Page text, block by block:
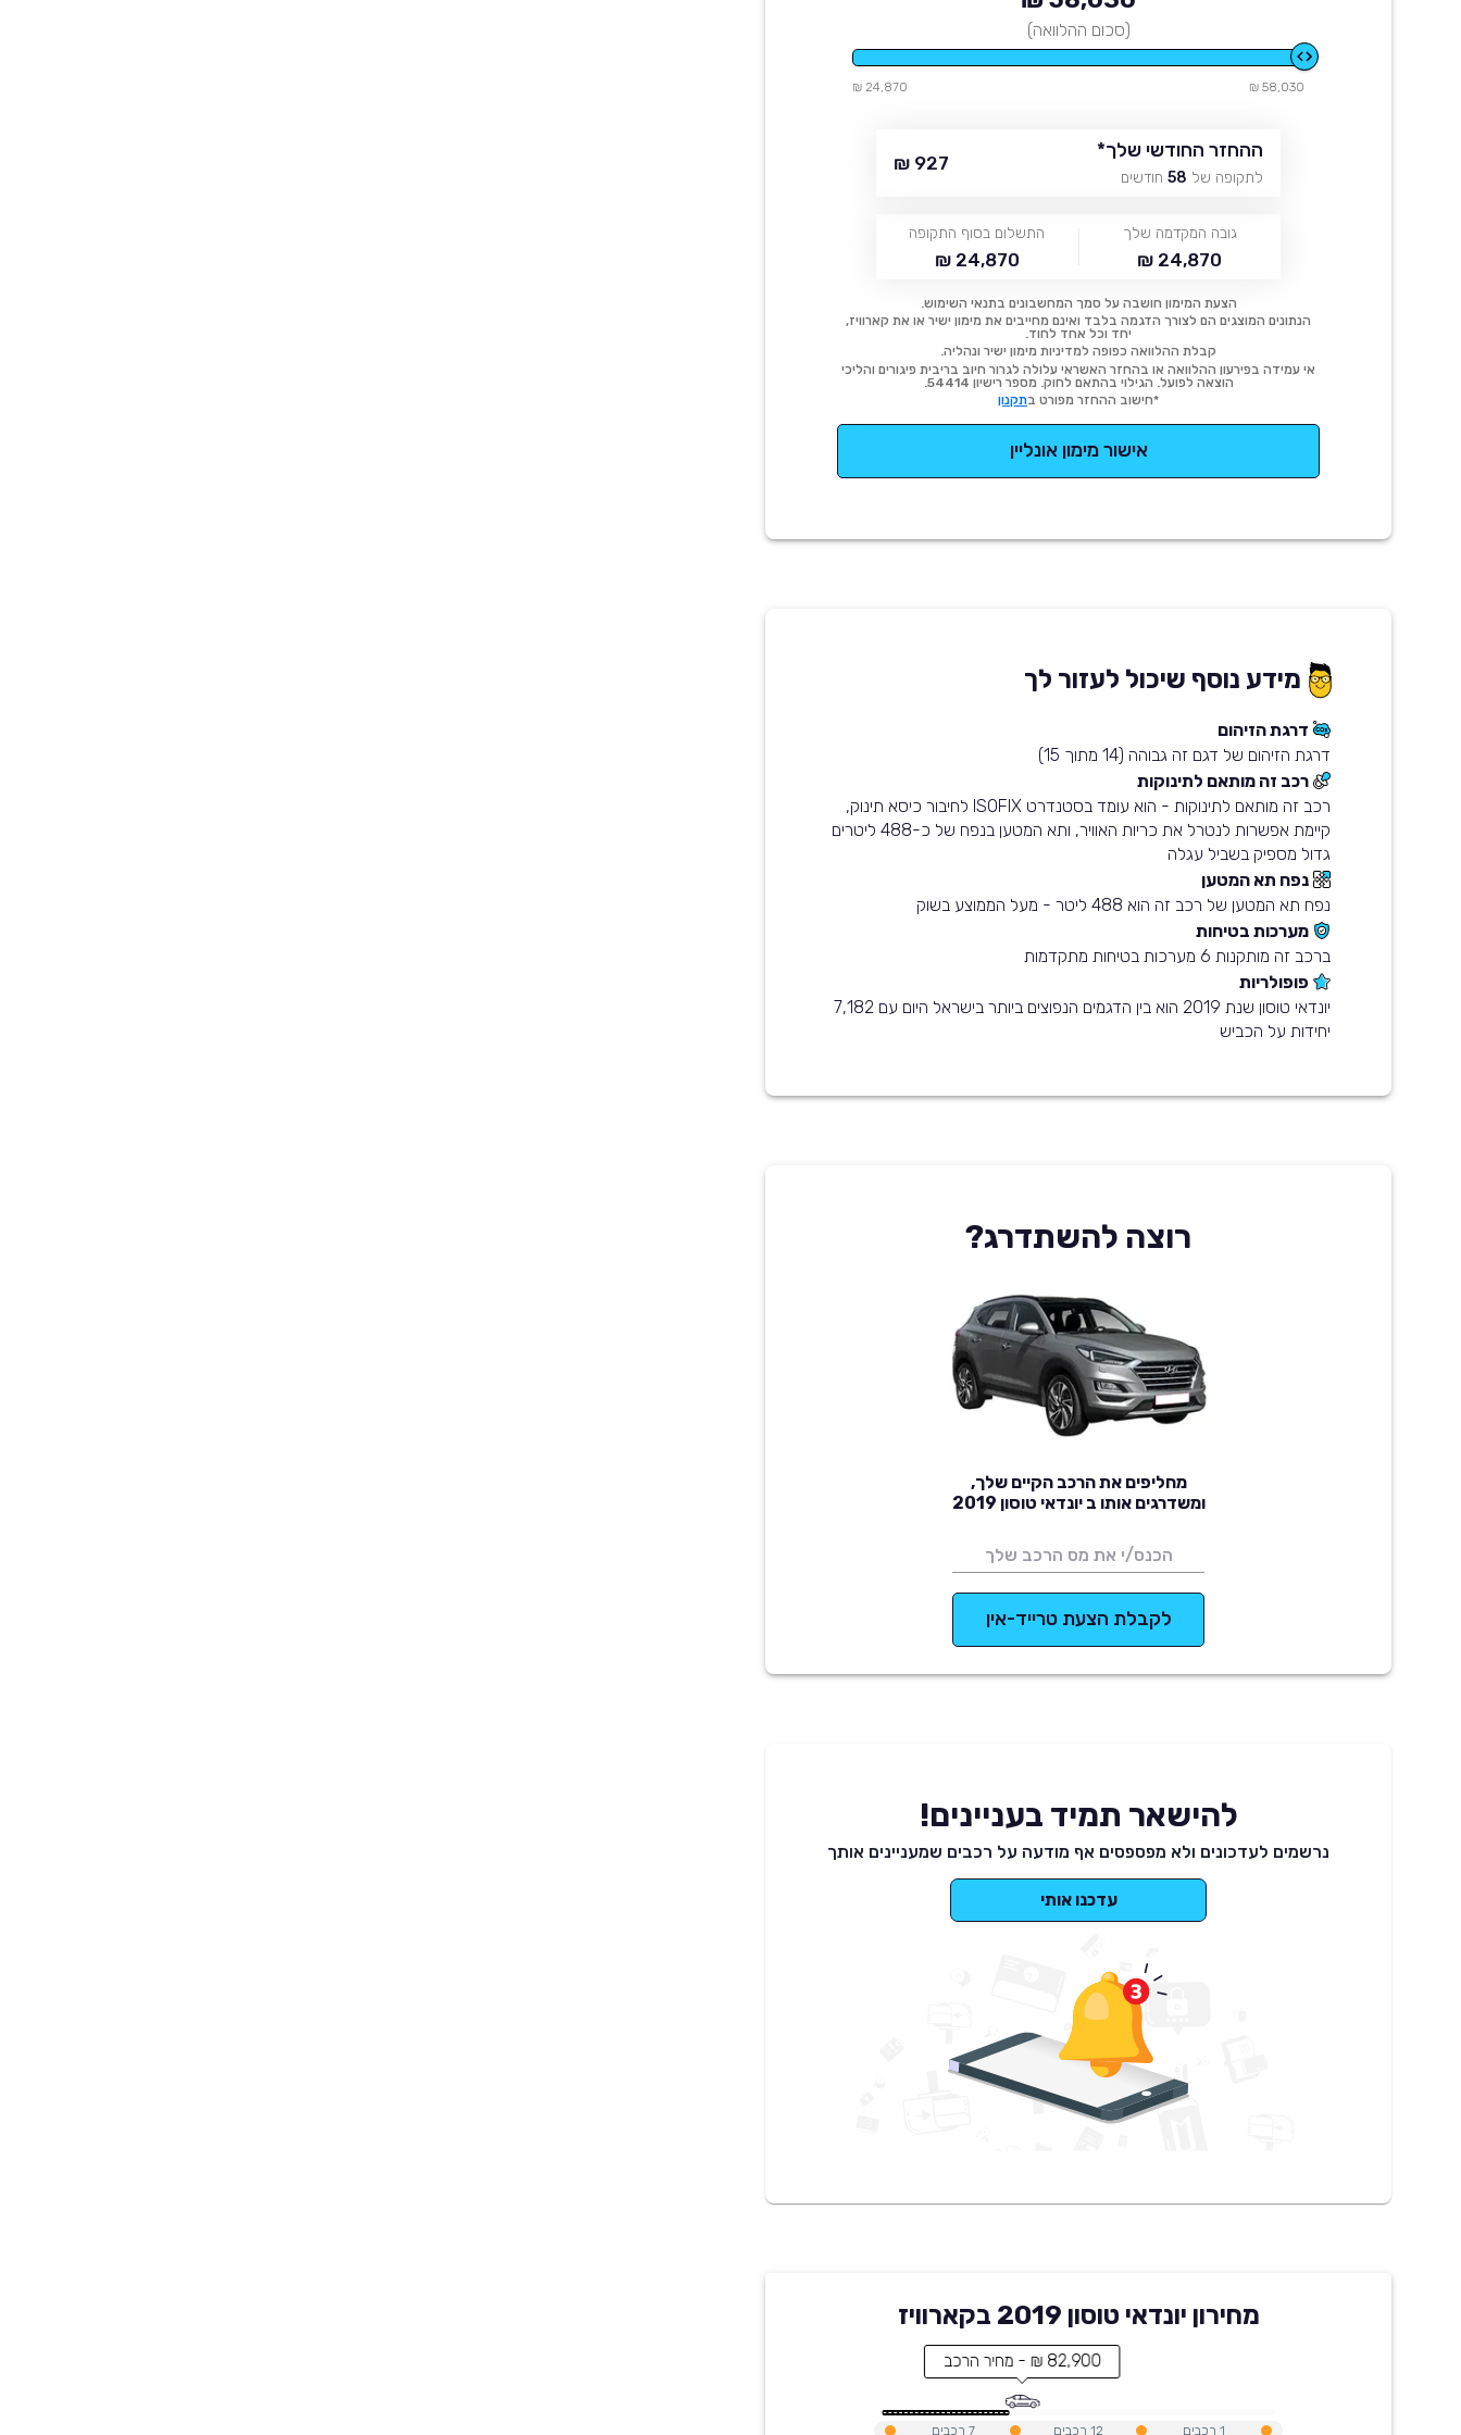
(סכום ההלוואה)
58,030 ₪
24,870 ₪
ההחזר החודשי שלך*
לתקופה של 58 חודשים
927 ₪
גובה המקדמה שלך
24,870 ₪
התשלום בסוף התקופה
24,870 ₪
הצעת המימון חושבה על סמך המחשבונים בתנאי השימוש.
הנתונים המוצגים הם לצורך הדגמה בלבד ואינם מחייבים את מימון ישיר או את קארוויז,
יחד וכל אחד לחוד.
קבלת ההלוואה כפופה למדיניות מימון ישיר ונהליה.
אי עמידה בפירעון ההלוואה או בהחזר האשראי עלולה לגרור חיוב בריבית פיגורים והליכי
הוצאה לפועל. הגילוי בהתאם לחוק. מספר רישיון 54414.
*חישוב ההחזר מפורט בתקנון
אישור מימון אונליין
מידע נוסף שיכול לעזור לך
דרגת הזיהום
דרגת הזיהום של דגם זה גבוהה (14 מתוך 15)
רכב זה מותאם לתינוקות
רכב זה מותאם לתינוקות - הוא עומד בסטנדרט ISOFIX לחיבור כיסא תינוק,
קיימת אפשרות לנטרל את כריות האוויר, ותא המטען בנפח של כ-488 ליטרים
גדול מספיק בשביל עגלה
נפח תא המטען
נפח תא המטען של רכב זה הוא 488 ליטר - מעל הממוצע בשוק
מערכות בטיחות
ברכב זה מותקנות 6 מערכות בטיחות מתקדמות
פופולריות
יונדאי טוסון שנת 2019 הוא בין הדגמים הנפוצים ביותר בישראל היום עם 7,182
יחידות על הכביש
רוצה להשתדרג?
מחליפים את הרכב הקיים שלך,
ומשדרגים אותו ב יונדאי טוסון 2019
לקבלת הצעת טרייד-אין
להישאר תמיד בעניינים!
נרשמים לעדכונים ולא מפספסים אף מודעה על רכבים שמעניינים אותך
עדכנו אותי
מחירון יונדאי טוסון 2019 בקארוויז
82,900 ₪ - מחיר הרכב
7 רכבים 12 רכבים 1 רכבים